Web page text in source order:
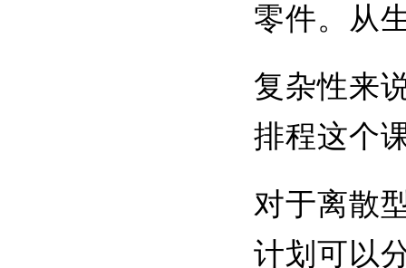
零件。从
复杂性来
排程这个
对于离散
计划可以